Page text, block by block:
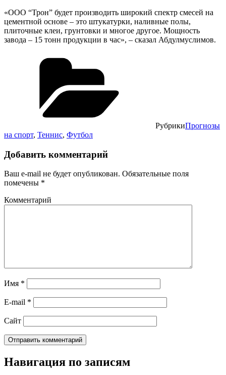
«ООО “Трон” будет производить широкий спектр смесей на
цементной основе – это штукатурки, наливные полы,
плиточные клеи, грунтовки и многое другое. Мощность
завода – 15 тонн продукции в час», – сказал Абдулмуслимов.
РубрикиПрогнозы
на спорт, Теннис, Футбол
Добавить комментарий
Ваш e-mail не будет опубликован. Обязательные поля
помечены *
Комментарий
Имя *
E-mail *
Сайт
Навигация по записям